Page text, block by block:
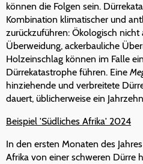
können die Folgen sein.
Kombination klimatischer und
zurückzuführen: Ökologisch
Überweidung, ackerbauliche
Holzeinschlag können im Falle
Dürrekatastrophe führen. Eine
hinziehende und verbreitete
dauert, üblicherweise ein
Beispiel 'Südliches Afrika' 2024
In den ersten Monaten des
Afrika von einer schweren Dürre